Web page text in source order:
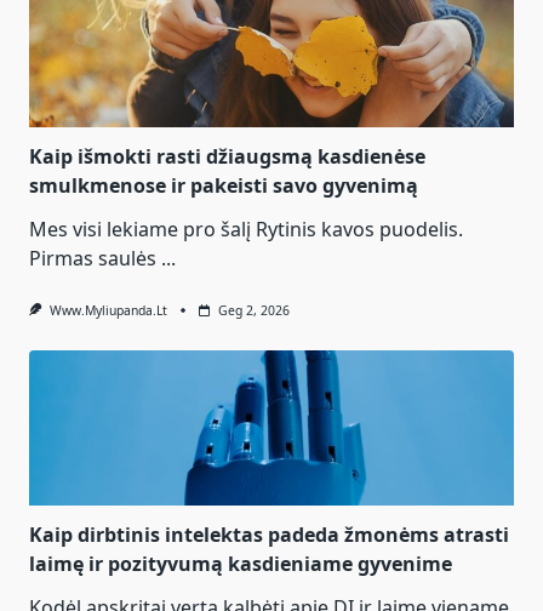
Kaip išmokti rasti džiaugsmą kasdienėse
smulkmenose ir pakeisti savo gyvenimą
Mes visi lekiame pro šalį Rytinis kavos puodelis.
Pirmas saulės ...
Www.myliupanda.lt Geg 2, 2026
Kaip dirbtinis intelektas padeda žmonėms atrasti
laimę ir pozityvumą kasdieniame gyvenime